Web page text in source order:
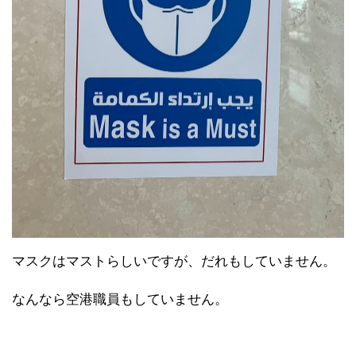
マスクはマストらしいですが、だれもしていません。
なんなら空港職員もしていません。